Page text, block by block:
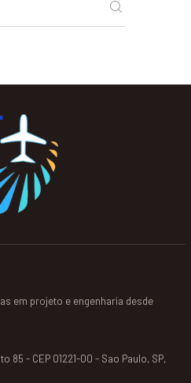
em projeto e engenharia desde
85 - CEP 01221-00 - Sao Paulo, SP,